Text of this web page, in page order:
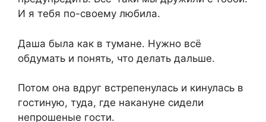
И я тебя по-своему любила.
Даша была как в тумане. Нужно всё
обдумать и понять, что делать дальше.
Потом она вдруг встрепенулась и кинулась в
гостиную, туда, где накануне сидели
непрошеные гости.